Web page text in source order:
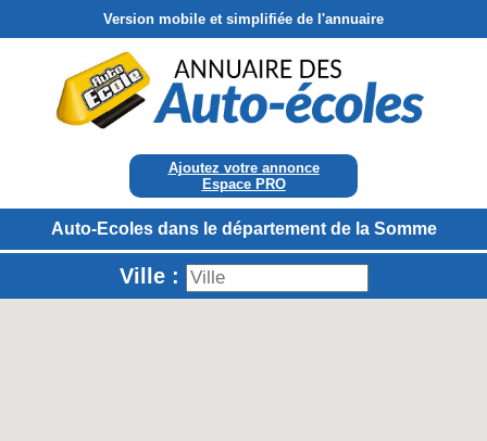
Version mobile et simplifiée de l'annuaire
Ajoutez votre annonce
Espace PRO
Auto-Ecoles dans le département de la Somme
Ville :